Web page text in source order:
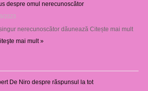
despre omul nerecunoscător
2023
nerecunoscător dăunează Citește mai mult
mai mult »
De Niro despre răspunsul la tot